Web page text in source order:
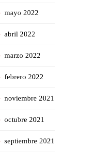
mayo 2022
abril 2022
marzo 2022
febrero 2022
noviembre 2021
octubre 2021
septiembre 2021